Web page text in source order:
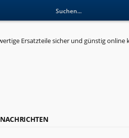
NACHRICHTEN